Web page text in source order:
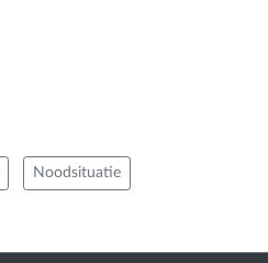
Noodsituatie